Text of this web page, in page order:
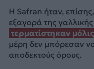
Η Safran ήταν,
εξαγορά της
τερματίστηκαν
μέρη δεν μπόρεσαν
αποδεκτούς όρους.